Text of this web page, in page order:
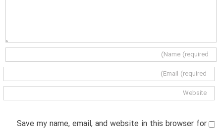
Save my name, email, and website in this browser for